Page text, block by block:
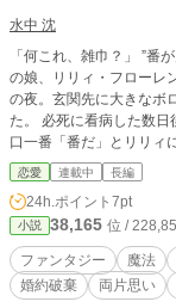
水中 沈
「何これ、雑巾？」 ”番が見つかった”という理由で幼馴染に婚約破棄された男爵
の娘、リリィ・フローレン
の夜。玄関先に大きなボ
た。 必死に看病した数日後、ようやく目を覚ましたボロ雑巾、もとい青年は開
口一番「番だ」とリリィに向かって言った。
も、この男は記憶を失っているらしい。 名前も、
戸惑いながらもリリィは少しづつ心を
すように。 けれど、そのささやかな幸せは、冷たい青色の目の魔女の手によっ
て一瞬の内に崩れ去っていく。 「お前のその愛。どれほどの
う」 深く傷ついたリリィは決心する。 「番なんてもう二度と信じないわ」 傷つ
いた少女と記憶を取り戻
＿＿。 うたた寝をした時に見た夢を好き勝手書いてます。 ※後半かなりシリア
恋愛 連載中 長編
24h.ポイント 7pt
小説 38,165 位 /
ファンタジー 魔法
婚約破棄
両片思い